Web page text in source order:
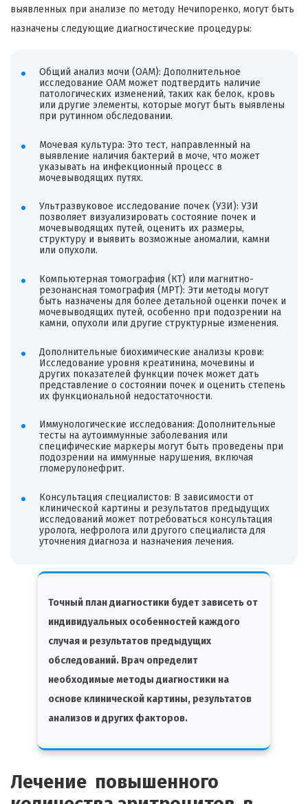
выявленных при анализе по методу Нечипоренко, могут быть
назначены следующие диагностические процедуры:
Общий анализ мочи (ОАМ): Дополнительное
исследование ОАМ может подтвердить наличие
патологических изменений, таких как белок, кровь
или другие элементы, которые могут быть выявлены
при рутинном обследовании.
Мочевая культура: Это тест, направленный на
выявление наличия бактерий в моче, что может
указывать на инфекционный процесс в
мочевыводящих путях.
Ультразвуковое исследование почек (УЗИ): УЗИ
позволяет визуализировать состояние почек и
мочевыводящих путей, оценить их размеры,
структуру и выявить возможные аномалии, камни
или опухоли.
Компьютерная томография (КТ) или магнитно-
резонансная томография (МРТ): Эти методы могут
быть назначены для более детальной оценки почек и
мочевыводящих путей, особенно при подозрении на
камни, опухоли или другие структурные изменения.
Дополнительные биохимические анализы крови:
Исследование уровня креатинина, мочевины и
других показателей функции почек может дать
представление о состоянии почек и оценить степень
их функциональной недостаточности.
Иммунологические исследования: Дополнительные
тесты на аутоиммунные заболевания или
специфические маркеры могут быть проведены при
подозрении на иммунные нарушения, включая
гломерулонефрит.
Консультация специалистов: В зависимости от
клинической картины и результатов предыдущих
исследований может потребоваться консультация
уролога, нефролога или другого специалиста для
уточнения диагноза и назначения лечения.
Точный план диагностики будет зависеть от
индивидуальных особенностей каждого
случая и результатов предыдущих
обследований. Врач определит
необходимые методы диагностики на
основе клинической картины, результатов
анализов и других факторов.
Лечение повышенного